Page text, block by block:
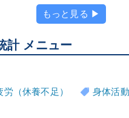
もっと見る ▶
計 メニュー
労（休養不足）
身体活